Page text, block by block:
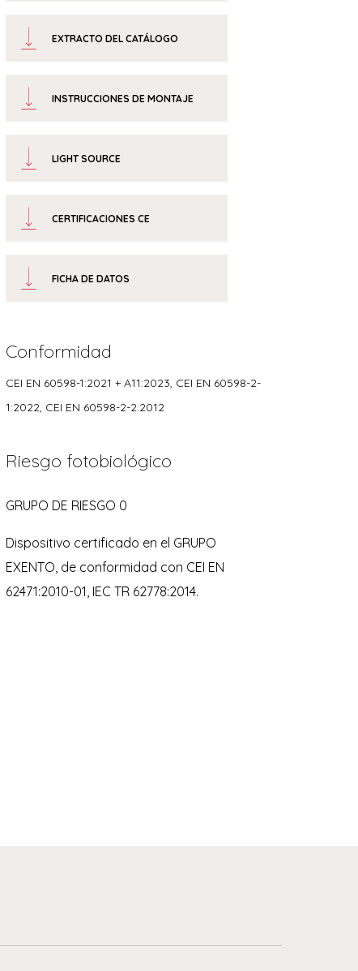
EXTRACTO DEL CATÁLOGO
INSTRUCCIONES DE MONTAJE
LIGHT SOURCE
CERTIFICACIONES CE
FICHA DE DATOS
Conformidad
CEI EN 60598-1:2021 + A11:2023, CEI EN 60598-2-
1:2022, CEI EN 60598-2-2:2012
Riesgo fotobiológico
GRUPO DE RIESGO 0
Dispositivo certificado en el GRUPO
EXENTO, de conformidad con CEI EN
62471:2010-01, IEC TR 62778:2014.